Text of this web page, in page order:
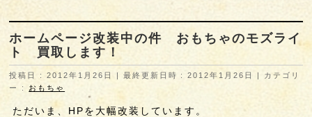
ホームページ改装中の件 おもちゃのモズライ
ト 買取します！
投稿日 : 2012年1月26日 最終更新日時 : 2012年1月26日
カテゴリ
ー : おもちゃ
ただいま、HPを大幅改装しています。